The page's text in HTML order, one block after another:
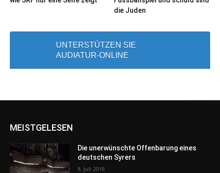
die Juden
UNTERSTÜTZEN SIE
AUDIATUR-ONLINE
MEISTGELESEN
Die unerwünschte Offenbarung eines
deutschen Syrers
8. Juli 2016